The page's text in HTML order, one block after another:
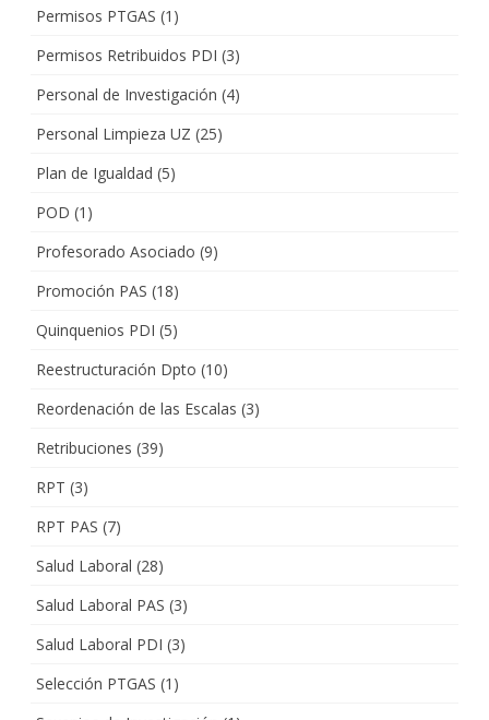
Permisos PTGAS (1)
Permisos Retribuidos PDI (3)
Personal de Investigación (4)
Personal Limpieza UZ (25)
Plan de Igualdad (5)
POD (1)
Profesorado Asociado (9)
Promoción PAS (18)
Quinquenios PDI (5)
Reestructuración Dpto (10)
Reordenación de las Escalas (3)
Retribuciones (39)
RPT (3)
RPT PAS (7)
Salud Laboral (28)
Salud Laboral PAS (3)
Salud Laboral PDI (3)
Selección PTGAS (1)